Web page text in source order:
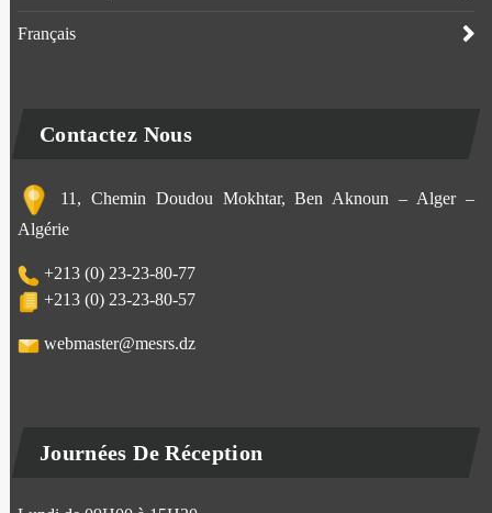
Français
Contactez Nous
11, Chemin Doudou Mokhtar, Ben Aknoun – Alger –
Algérie
+213 (0) 23-23-80-77
+213 (0) 23-23-80-57
webmaster@mesrs.dz
Journées De Réception